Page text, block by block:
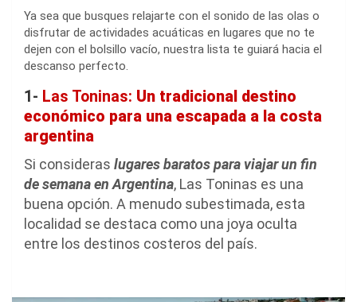
Ya sea que busques relajarte con el sonido de las olas o
disfrutar de actividades acuáticas en lugares que no te
dejen con el bolsillo vacío, nuestra lista te guiará hacia el
descanso perfecto.
1- Las Toninas: Un tradicional destino
económico para una escapada a la costa
argentina
Si consideras lugares baratos para viajar un fin
de semana en Argentina, Las Toninas es una
buena opción. A menudo subestimada, esta
localidad se destaca como una joya oculta
entre los destinos costeros del país.